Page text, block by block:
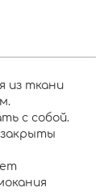
из ткани
с собой.